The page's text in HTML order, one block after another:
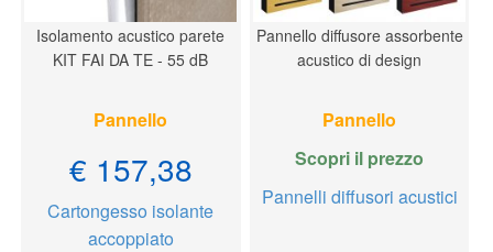
Isolamento acustico parete
KIT FAI DA TE - 55 dB
Pannello
€ 157,38
Cartongesso isolante
accoppiato
Pannello diffusore assorbente
acustico di design
Pannello
Scopri il prezzo
Pannelli diffusori acustici